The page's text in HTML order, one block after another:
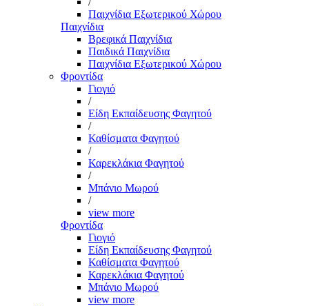
Παιχνίδια Εξωτερικού Χώρου
Παιχνίδια
Βρεφικά Παιχνίδια
Παιδικά Παιχνίδια
Παιχνίδια Εξωτερικού Χώρου
Φροντίδα
Γιογιό
/
Είδη Εκπαίδευσης Φαγητού
/
Καθίσματα Φαγητού
/
Καρεκλάκια Φαγητού
/
Μπάνιο Μωρού
/
view more
Φροντίδα
Γιογιό
Είδη Εκπαίδευσης Φαγητού
Καθίσματα Φαγητού
Καρεκλάκια Φαγητού
Μπάνιο Μωρού
view more